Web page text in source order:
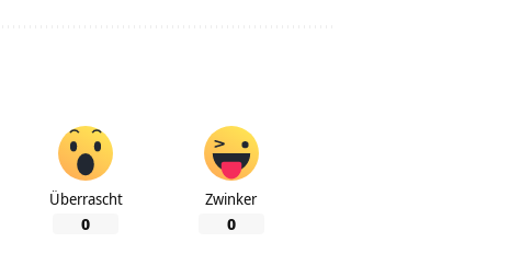
Überrascht
0
Zwinker
0